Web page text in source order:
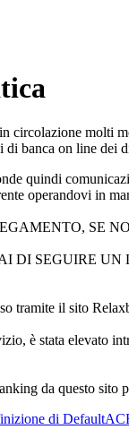
circolazione molti
di banca on line dei
quindi
operandovi in
SE
DI SEGUIRE UN
tramite il sito
è stata elevato
da questo sito
di Default